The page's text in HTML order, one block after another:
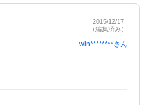
2015/12/17
（編集済み）
win********さん